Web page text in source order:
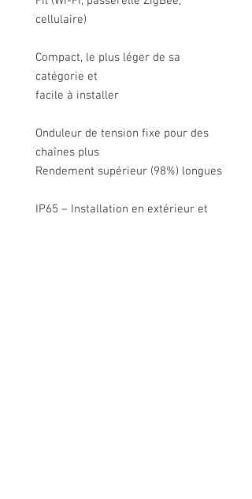
cellulaire)
Compact, le plus léger de sa
catégorie et
facile à installer
Onduleur de tension fixe pour des
chaînes plus
Rendement supérieur (98%) longues
IP65 – Installation en extérieur et